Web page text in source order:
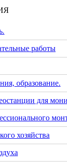
работы
образование.
для
хозяйства